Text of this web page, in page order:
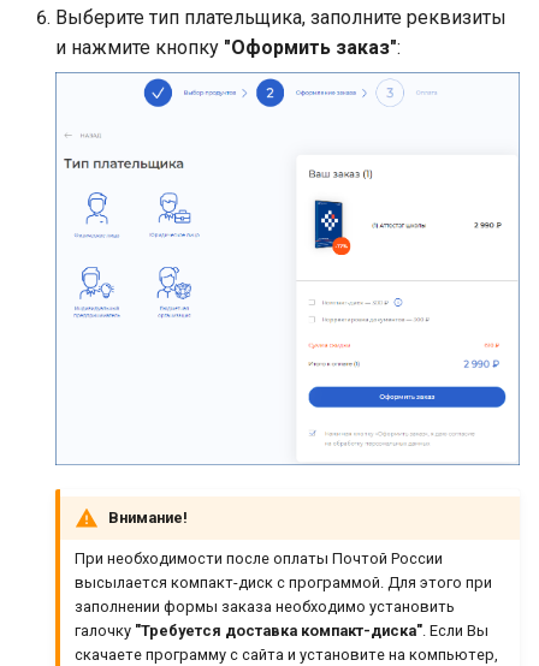
Выберите тип плательщика, заполните реквизиты
и нажмите кнопку "Оформить заказ":
Внимание!
При необходимости после оплаты Почтой России
высылается компакт-диск с программой. Для этого при
заполнении формы заказа необходимо установить
галочку "Требуется доставка компакт-диска". Если Вы
скачаете программу с сайта и установите на компьютер,